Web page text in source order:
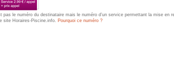
pas le numéro du destinataire mais le numéro d’un service permettant la mise en
site Horaires-Piscine.info. Pourquoi ce numéro ?